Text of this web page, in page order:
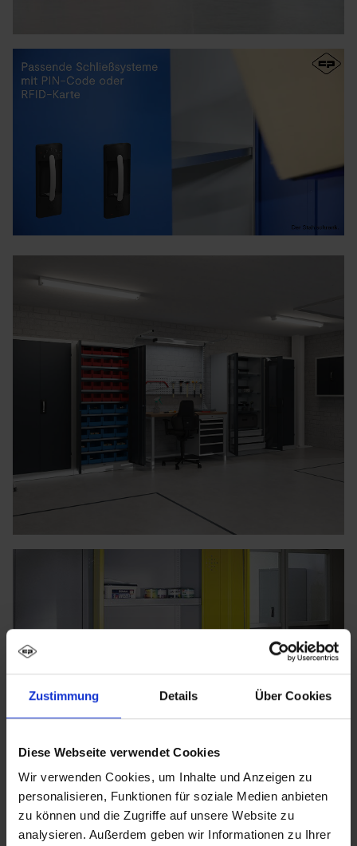
Zustimmung Details Über Cookies
Diese Webseite verwendet Cookies
Wir verwenden Cookies, um Inhalte und Anzeigen zu
personalisieren, Funktionen für soziale Medien anbieten
zu können und die Zugriffe auf unsere Website zu
analysieren. Außerdem geben wir Informationen zu Ihrer